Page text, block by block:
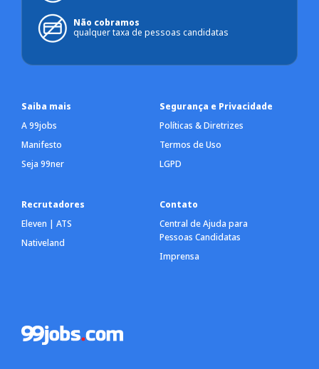
Saiba mais
A 99jobs
Manifesto
Seja 99ner
Segurança e Privacidade
Políticas & Diretrizes
Termos de Uso
LGPD
Recrutadores
Eleven | ATS
Nativeland
Contato
Central de Ajuda para
Pessoas Candidatas
Imprensa
Não cobramos
qualquer taxa de pessoas candidatas